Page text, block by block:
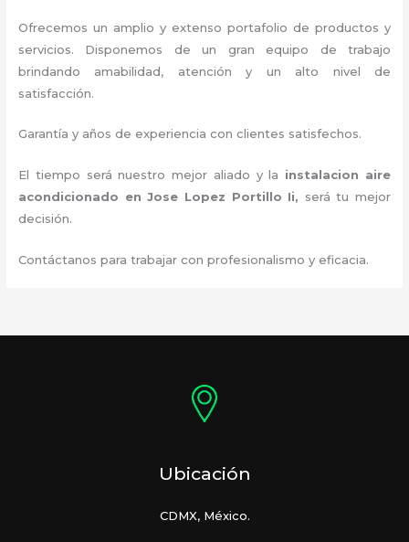
Ofrecemos un amplio y extenso portafolio de productos y
servicios. Disponemos de un gran equipo de trabajo
brindando amabilidad, atención y un alto nivel de
satisfacción.
Garantía y años de experiencia con clientes satisfechos.
El tiempo será nuestro mejor aliado y la instalacion aire
acondicionado en Jose Lopez Portillo Ii, será tu mejor
decisión.
Contáctanos para trabajar con profesionalismo y eficacia.
Ubicación
CDMX, México.